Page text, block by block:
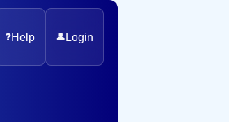
❓Help 👤 Login